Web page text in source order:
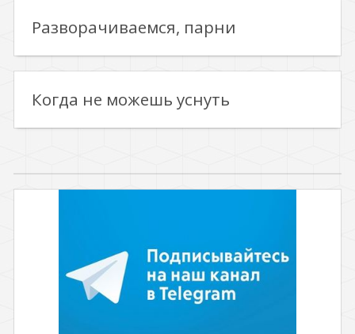
Разворачиваемся, парни
Когда не можешь уснуть